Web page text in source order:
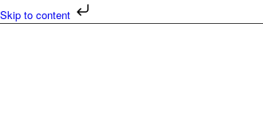
Skip to content